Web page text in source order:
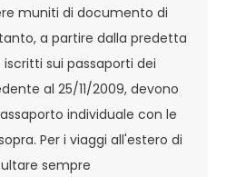
muniti di documento di
a partire dalla predetta
sui passaporti dei
al 25/11/2009, devono
individuale con le
Per i viaggi all'estero di
sempre